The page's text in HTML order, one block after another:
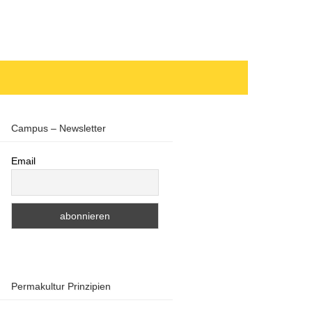
Campus – Newsletter
Email
Permakultur Prinzipien